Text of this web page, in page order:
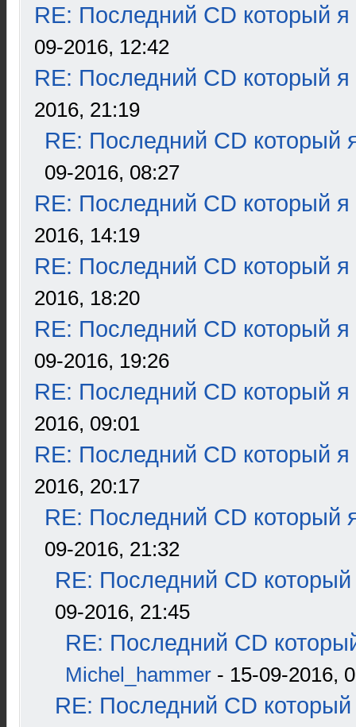
RE: Последний CD который я
09-2016, 12:42
RE: Последний CD который я
2016, 21:19
RE: Последний CD который
09-2016, 08:27
RE: Последний CD который я
2016, 14:19
RE: Последний CD который я
2016, 18:20
RE: Последний CD который я
09-2016, 19:26
RE: Последний CD который я
2016, 09:01
RE: Последний CD который я
2016, 20:17
RE: Последний CD который
09-2016, 21:32
RE: Последний CD который
09-2016, 21:45
RE: Последний CD
Michel_hammer - 15-09-2016,
RE: Последний CD который